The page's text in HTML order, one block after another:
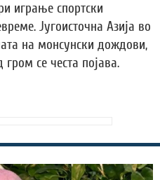
играње спортски
Југоисточна Азија во
на монсунски дождови,
се честа појава.